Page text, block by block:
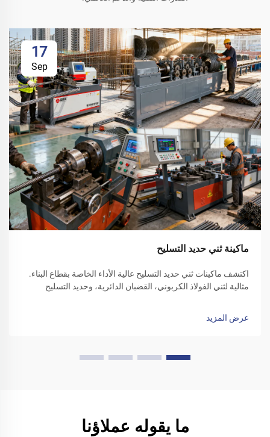
17
Sep
ماكينة ثني حديد التسليح
اكتشف ماكينات ثني حديد التسليح عالية الأداء الخاصة بقطاع البناء.
مثالية لثني الفولاذ الكربوني، القضبان الدائرية، وحديد التسليح
عرض المزيد
ما يقوله عملاؤنا